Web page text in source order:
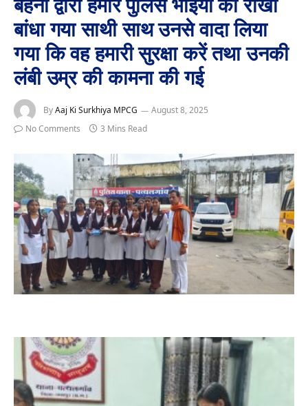
बांधा गया साथी साथ उनसे वादा लिया
गया कि वह हमारी सुरक्षा करें तथा उनकी
लंबी उम्र की कामना की गई
ByAaj Ki Surkhiya MPCG
August 8, 2025
No Comments
3 Mins Read